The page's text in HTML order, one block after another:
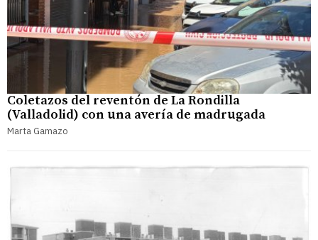
Coletazos del reventón de La Rondilla
(Valladolid) con una avería de madrugada
Marta Gamazo